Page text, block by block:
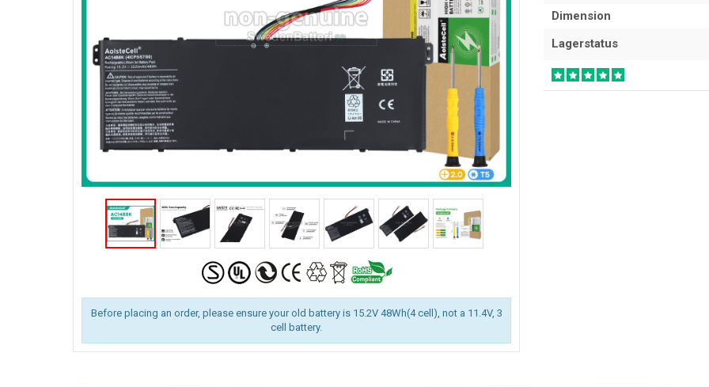
Before placing an order, please ensure your old battery is 15.2V 48Wh(4 cell), not a 11.4V, 3
cell battery.
Dimension
Lagerstatus